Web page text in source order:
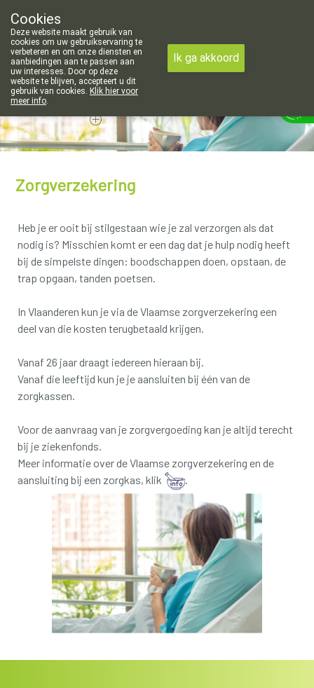
voor de apotheek in Attenhoven: dinsdag gesloten
011/88 14 74
Vandaag gesloten
Zorgverzekering
Heb je er ooit bij stilgestaan wie je zal verzorgen als dat
nodig is? Misschien komt er een dag dat je hulp nodig heeft
bij de simpelste dingen: boodschappen doen, opstaan, de
trap opgaan, tanden poetsen.
In Vlaanderen kun je via de Vlaamse zorgverzekering een
deel van die kosten terugbetaald krijgen.
Vanaf 26 jaar draagt iedereen hieraan bij.
Vanaf die leeftijd kun je je aansluiten bij één van de
zorgkassen.
Voor de aanvraag van je zorgvergoeding kan je altijd terecht
bij je ziekenfonds.
Meer informatie over de Vlaamse zorgverzekering en de
aansluiting bij een zorgkas, klik
.
Cookies
Deze website maakt gebruik van
cookies om uw gebruikservaring te
verbeteren en om onze diensten en
aanbiedingen aan te passen aan
uw interesses. Door op deze
website te blijven, accepteert u dit
gebruik van cookies. Klik hier voor
meer info.
Ik ga akkoord